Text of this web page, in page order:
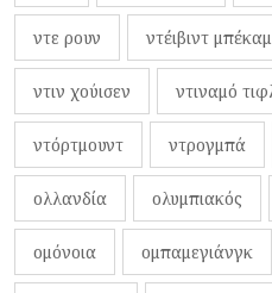
ντε ρουν ντέιβιντ μπέκαμ
ντιν χούισεν ντιναμό
ντόρτμουντ ντρογμπά
ολλανδία ολυμπιακός
ομόνοια ομπαμεγιάνγκ